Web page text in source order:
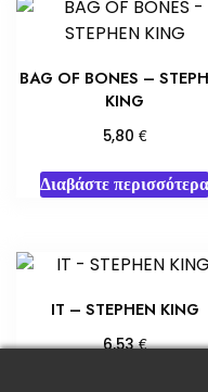
BAG OF BONES –
KING
5,80 €
Διαβάστε περισσότερα
IT – STEPHEN KING
6,53€